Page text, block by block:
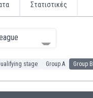
Στατιστικές
stage Group A Group B